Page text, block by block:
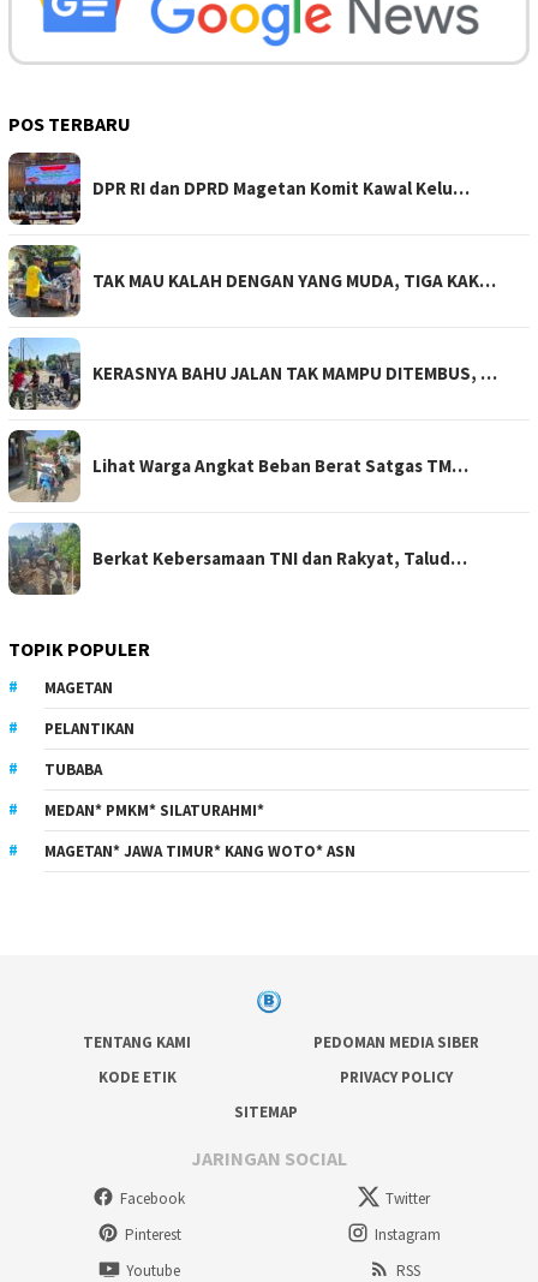
POS TERBARU
DPR RI dan DPRD Magetan Komit Kawal Kelu…
TAK MAU KALAH DENGAN YANG MUDA, TIGA KAK…
KERASNYA BAHU JALAN TAK MAMPU DITEMBUS, …
Lihat Warga Angkat Beban Berat Satgas TM…
Berkat Kebersamaan TNI dan Rakyat, Talud…
TOPIK POPULER
MAGETAN
PELANTIKAN
TUBABA
MEDAN* PMKM* SILATURAHMI*
MAGETAN* JAWA TIMUR* KANG WOTO* ASN
TENTANG KAMI
PEDOMAN MEDIA SIBER
KODE ETIK
PRIVACY POLICY
SITEMAP
JARINGAN SOCIAL
Facebook
Twitter
Pinterest
Instagram
Youtube
RSS